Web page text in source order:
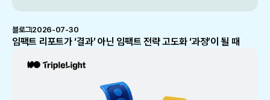
블로그2026-07-30
임팩트 리포트가 ‘결과’ 아닌 임팩트 전략 고도화 ‘과정’이 될 때